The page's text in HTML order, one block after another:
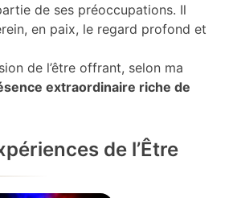
de ses préoccupations. Il
en paix, le regard profond et
de l’être offrant, selon ma
extraordinaire riche de
de l’Être